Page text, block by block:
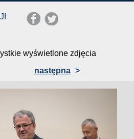
wyświetlone zdjęcia
następna >